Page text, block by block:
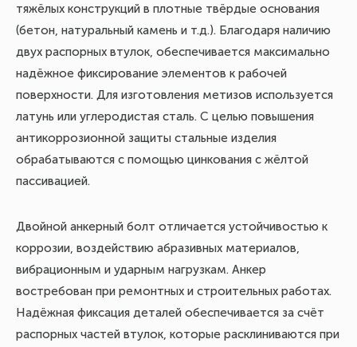
тяжёлых конструкций в плотные твёрдые основания
(бетон, натуральный камень и т.д.). Благодаря наличию
двух распорных втулок, обеспечивается максимально
надёжное фиксирование элементов к рабочей
поверхности. Для изготовления метизов используется
латунь или углеродистая сталь. С целью повышения
антикоррозионной защиты стальные изделия
обрабатываются с помощью цинкования с жёлтой
пассивацией.
Двойной анкерный болт отличается устойчивостью к
коррозии, воздействию абразивных материалов,
вибрационным и ударным нагрузкам. Анкер
востребован при ремонтных и строительных работах.
Надёжная фиксация деталей обеспечивается за счёт
распорных частей втулок, которые расклиниваются при